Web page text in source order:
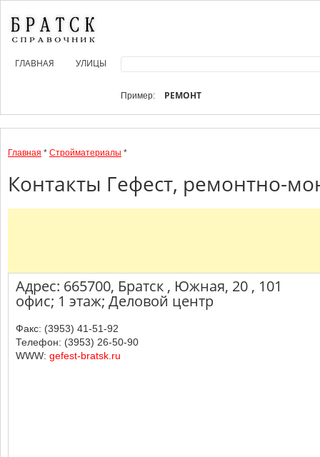
ГЛАВНАЯ УЛИЦЫ
Пример: РЕМОНТ
Главная * Стройматериалы *
Контакты Гефест, ремонтно-
Адрес: 665700, Братск , Южная, 20 , 101
офис; 1 этаж; Деловой центр
Факс: (3953) 41-51-92
Телефон: (3953) 26-50-90
WWW: gefest-bratsk.ru